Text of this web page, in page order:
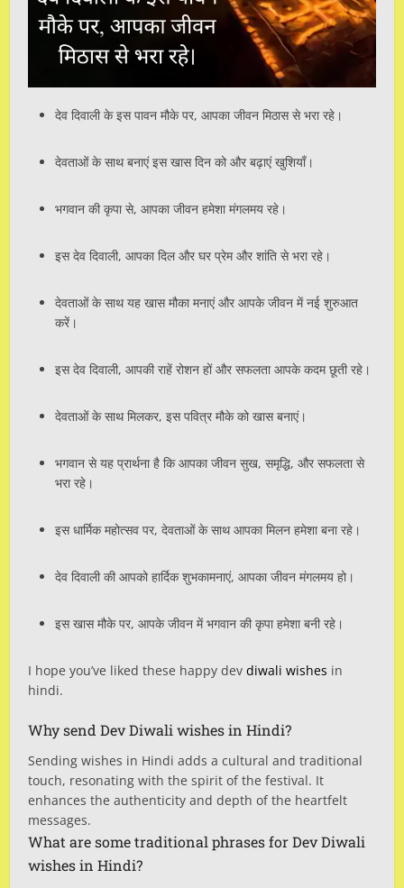
देव दिवाली के इस पावन मौके पर, आपका जीवन मिठास से भरा रहे।
देवताओं के साथ बनाएं इस खास दिन को और बढ़ाएं खुशियाँ।
भगवान की कृपा से, आपका जीवन हमेशा मंगलमय रहे।
इस देव दिवाली, आपका दिल और घर प्रेम और शांति से भरा रहे।
देवताओं के साथ यह खास मौका मनाएं और आपके जीवन में नई शुरुआत
करें।
इस देव दिवाली, आपकी राहें रोशन हों और सफलता आपके कदम छूती रहे।
देवताओं के साथ मिलकर, इस पवित्र मौके को खास बनाएं।
भगवान से यह प्रार्थना है कि आपका जीवन सुख, समृद्धि, और सफलता से
भरा रहे।
इस धार्मिक महोत्सव पर, देवताओं के साथ आपका मिलन हमेशा बना रहे।
देव दिवाली की आपको हार्दिक शुभकामनाएं, आपका जीवन मंगलमय हो।
इस खास मौके पर, आपके जीवन में भगवान की कृपा हमेशा बनी रहे।
I hope you’ve liked these happy devdiwali wishes in
hindi.
Why send Dev Diwali wishes in Hindi?
Sending wishes in Hindi adds a cultural and traditional
touch, resonating with the spirit of the festival. It
enhances the authenticity and depth of the heartfelt
messages.
What are some traditional phrases for Dev Diwali
wishes in Hindi?